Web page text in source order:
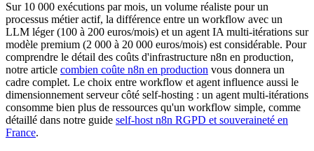
Sur 10 000 exécutions par mois, un volume réaliste pour un
processus métier actif, la différence entre un workflow avec un
LLM léger (100 à 200 euros/mois) et un agent IA multi-itérations sur
modèle premium (2 000 à 20 000 euros/mois) est considérable. Pour
comprendre le détail des coûts d'infrastructure n8n en production,
notre article combien coûte n8n en production vous donnera un
cadre complet. Le choix entre workflow et agent influence aussi le
dimensionnement serveur côté self-hosting : un agent multi-itérations
consomme bien plus de ressources qu'un workflow simple, comme
détaillé dans notre guide self-host n8n RGPD et souveraineté en
France.